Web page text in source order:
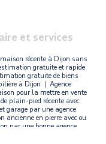
et services
récente à Dijon sans
gratuite et rapide
gratuite de biens
à Dijon
Agence
pour la mettre en vente
plain-pied récente avec
garage par une agence
ancienne en pierre avec ou
par une bonne agence